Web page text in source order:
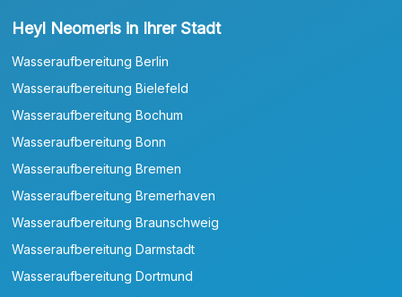
Heyl Neomeris in Ihrer Stadt
Wasseraufbereitung Berlin
Wasseraufbereitung Bielefeld
Wasseraufbereitung Bochum
Wasseraufbereitung Bonn
Wasseraufbereitung Bremen
Wasseraufbereitung Bremerhaven
Wasseraufbereitung Braunschweig
Wasseraufbereitung Darmstadt
Wasseraufbereitung Dortmund